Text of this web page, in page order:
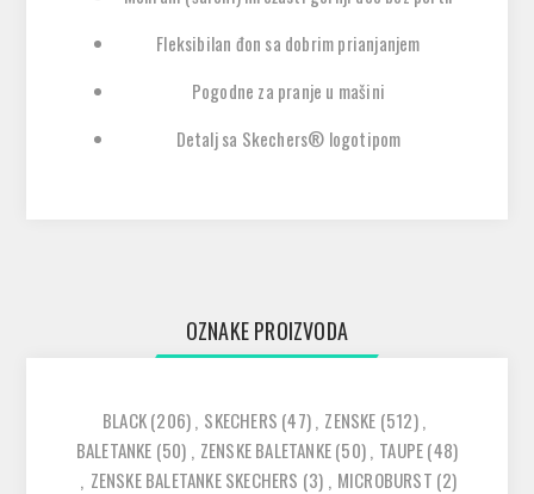
Fleksibilan đon sa dobrim prianjanjem
Pogodne za pranje u mašini
Detalj sa Skechers® logotipom
OZNAKE PROIZVODA
BLACK(206), SKECHERS (47), ZENSKE (512),
BALETANKE (50) , ZENSKE BALETANKE(50), TAUPE(48)
, ZENSKE BALETANKE SKECHERS (3) , MICROBURST (2)